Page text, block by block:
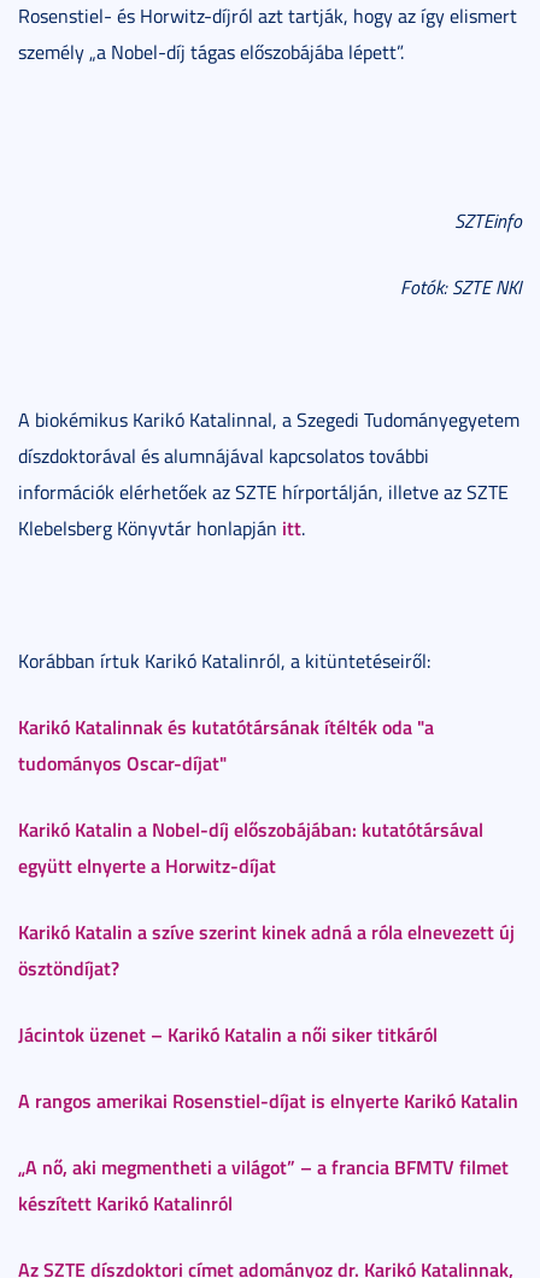
Rosenstiel- és Horwitz-díjról azt tartják, hogy az így elismert
személy „a Nobel-díj tágas előszobájába lépett”.
SZTEinfo
Fotók: SZTE NKI
A biokémikus Karikó Katalinnal, a Szegedi Tudományegyetem
díszdoktorával és alumnájával kapcsolatos további
információk elérhetőek az SZTE hírportálján, illetve az SZTE
Klebelsberg Könyvtár honlapján itt.
Korábban írtuk Karikó Katalinról, a kitüntetéseiről:
Karikó Katalinnak és kutatótársának ítélték oda "a
tudományos Oscar-díjat"
Karikó Katalin a Nobel-díj előszobájában: kutatótársával
együtt elnyerte a Horwitz-díjat
Karikó Katalin a szíve szerint kinek adná a róla elnevezett új
ösztöndíjat?
Jácintok üzenet – Karikó Katalin a női siker titkáról
A rangos amerikai Rosenstiel-díjat is elnyerte Karikó Katalin
„A nő, aki megmentheti a világot” – a francia BFMTV filmet
készített Karikó Katalinról
Az SZTE díszdoktori címet adományoz dr. Karikó Katalinnak,